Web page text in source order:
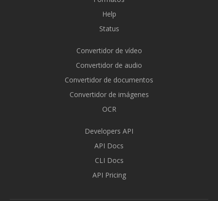
Help
Status
Convertidor de vídeo
Convertidor de audio
Convertidor de documentos
Convertidor de imágenes
OCR
Developers API
API Docs
CLI Docs
API Pricing